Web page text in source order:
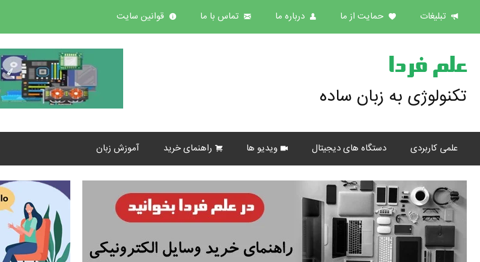
تبلیغات حمایت از ما درباره ما تماس با ما قوانین سایت
علم فردا
تکنولوژی به زبان ساده
علمی کاربردی دستگاه های دیجیتال ویدیو ها راهنمای خرید آموزش زبان